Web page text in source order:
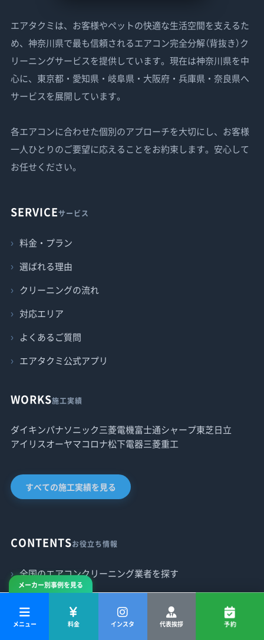
メーカー別事例を見る
メニュー 料金 インスタ 代表挨拶 予約
エアタクミは、お客様やペットの快適な生活空間を支えるた
め、神奈川県で最も信頼されるエアコン完全分解（背抜き）ク
リーニングサービスを提供しています。現在は神奈川県を中
心に、東京都・愛知県・岐阜県・大阪府・兵庫県・奈良県へ
サービスを展開しています。
各エアコンに合わせた個別のアプローチを大切にし、お客様
一人ひとりのご要望に応えることをお約束します。安心して
お任せください。
SERVICEサービス
料金・プラン
選ばれる理由
クリーニングの流れ
対応エリア
よくあるご質問
エアタクミ公式アプリ
WORKS施工実績
ダイキンパナソニック三菱電機富士通シャープ東芝日立
アイリスオーヤマコロナ松下電器三菱重工
すべての施工実績を見る
CONTENTSお役立ち情報
全国のエアコンクリーニング業者を探す
エアコン総合ガイド